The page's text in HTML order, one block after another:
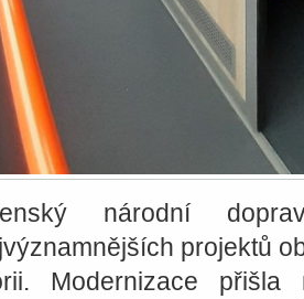
národní
projektů
Modernizace